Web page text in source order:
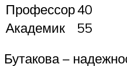
Профессор40
Академик
55
Бутакова –